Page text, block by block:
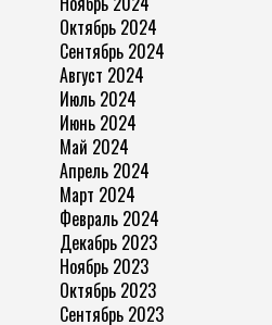
Октябрь 2024
Сентябрь 2024
Август 2024
Июль 2024
Июнь 2024
Май 2024
Апрель 2024
Март 2024
Февраль 2024
Декабрь 2023
Ноябрь 2023
Октябрь 2023
Сентябрь 2023